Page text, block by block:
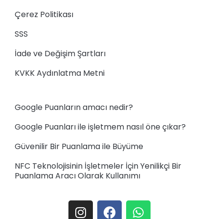
Çerez Politikası
SSS
İade ve Değişim Şartları
KVKK Aydınlatma Metni
Google Puanların amacı nedir?
Google Puanları ile işletmem nasıl öne çıkar?
Güvenilir Bir Puanlama ile Büyüme
NFC Teknolojisinin İşletmeler İçin Yenilikçi Bir
Puanlama Aracı Olarak Kullanımı